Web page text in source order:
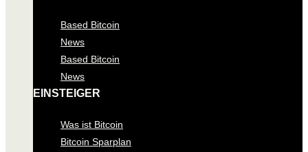
Based Bitcoin
News
Based Bitcoin
News
EINSTEIGER
Was ist Bitcoin
Bitcoin Sparplan